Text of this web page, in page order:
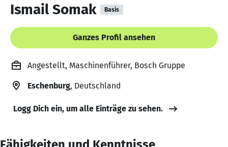
Ismail Somak Basis
Ganzes Profil ansehen
Angestellt, Maschinenführer, Bosch Gruppe
Eschenburg, Deutschland
Logg Dich ein, um alle Einträge zu sehen.